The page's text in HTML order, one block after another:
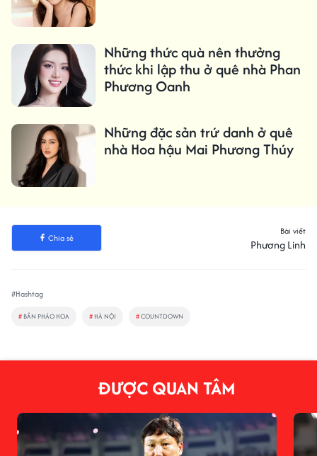
Những thức quà nên thưởng
thức khi lập thu ở quê nhà Phan
Phương Oanh
Những đặc sản trứ danh ở quê
nhà Hoa hậu Mai Phương Thúy
Chia sẻ
Bài viết
Phương Linh
#Hashtag
# BẮN PHÁO HOA # HÀ NỘI #COUNTDOWN
ĐƯỢC QUAN TÂM